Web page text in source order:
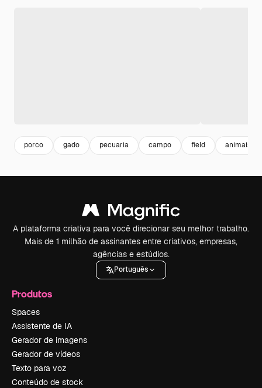
porco gado pecuaria campo field animais
A plataforma criativa para você direcionar seu melhor trabalho.
Mais de 1 milhão de assinantes entre criativos, empresas,
agências e estúdios.
Português
Produtos
Spaces
Assistente de IA
Gerador de imagens
Gerador de vídeos
Texto para voz
Conteúdo de stock